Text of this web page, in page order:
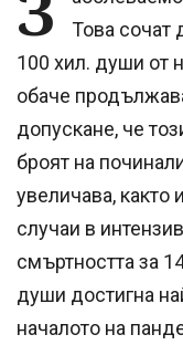
Това сочат
100 хил. души от
обаче
допускане, че
броят на
увеличава, както
случаи в
смъртността за
души достигна
началото на